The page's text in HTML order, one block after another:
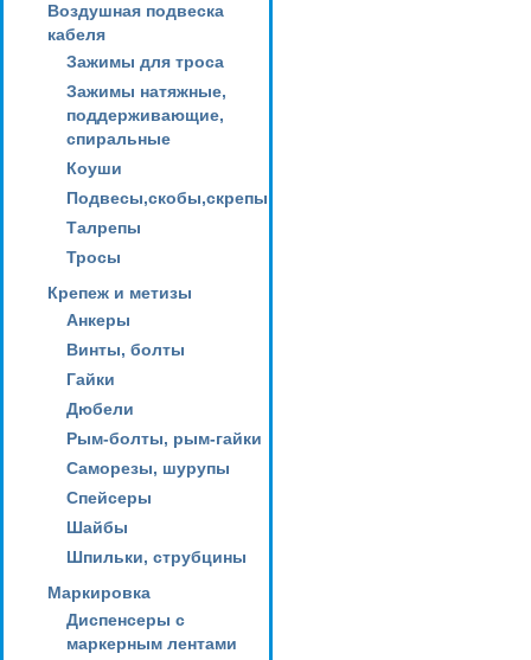
Воздушная подвеска
кабеля
Зажимы для троса
Зажимы натяжные,
поддерживающие,
спиральные
Коуши
Подвесы,скобы,скрепы
Талрепы
Тросы
Крепеж и метизы
Анкеры
Винты, болты
Гайки
Дюбели
Рым-болты, рым-гайки
Саморезы, шурупы
Спейсеры
Шайбы
Шпильки, струбцины
Маркировка
Диспенсеры с
маркерным лентами